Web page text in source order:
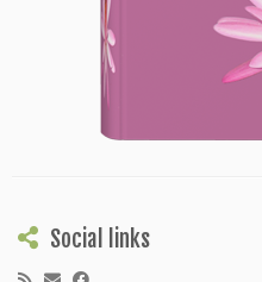
Social links